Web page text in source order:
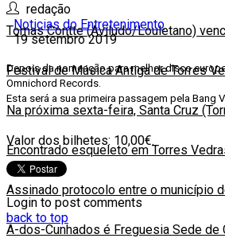
Tomas Contte (Aviludo/Louletano)
Festival de Música Antiga de Torres
Na próxima sexta-feira, Santa Cruz
Encontrado esqueleto em Torres
Assinado protocolo entre o município
A-dos-Cunhados é Freguesia Sede
redação
Noticias do Entretenimento
19 setembro 2019
Depois da nomeação para melhor disco
Omnichord Records.
Esta será a sua primeira passagem pela Bang
Valor dos bilhetes: 10,00€.
Login to post comments
back to top